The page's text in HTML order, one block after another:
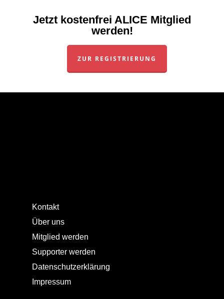
Jetzt kostenfrei ALICE Mitglied
werden!
ZUR REGISTRIERUNG
Kontakt
Über uns
Mitglied werden
Supporter werden
Datenschutzerklärung
Impressum